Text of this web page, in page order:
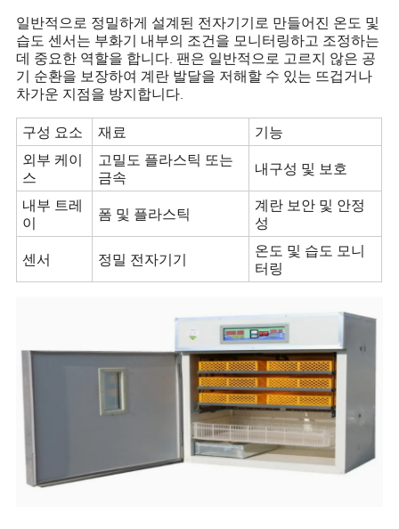
일반적으로 정밀하게 설계된 전자기기로 만들어진 온도 및
습도 센서는 부화기 내부의 조건을 모니터링하고 조정하는
데 중요한 역할을 합니다. 팬은 일반적으로 고르지 않은 공
기 순환을 보장하여 계란 발달을 저해할 수 있는 뜨겁거나
차가운 지점을 방지합니다.
구성 요소
재료
기능
외부 케이
스
고밀도 플라스틱 또는
금속
내구성 및 보호
내부 트레
이
폼 및 플라스틱
계란 보안 및 안정
성
센서
정밀 전자기기
온도 및 습도 모니
터링